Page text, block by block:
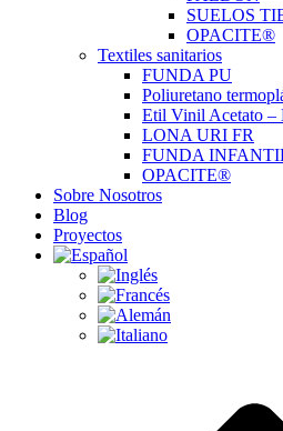
SUELOS
OPACITE®
Textiles sanitarios
FUNDA PU
Poliuretano
Etil Vinil Acetato –
LONA URI FR
FUNDA
OPACITE®
Sobre Nosotros
Blog
Proyectos